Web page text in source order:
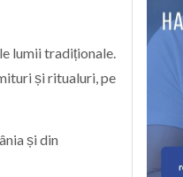
lumii tradiționale.
și ritualuri, pe
și din